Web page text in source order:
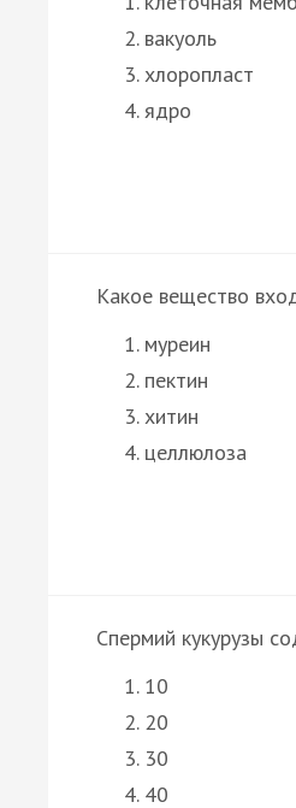
вакуоль
хлоропласт
ядро
Какое вещество
муреин
пектин
хитин
целлюлоза
Спермий кукурузы
10
20
30
40